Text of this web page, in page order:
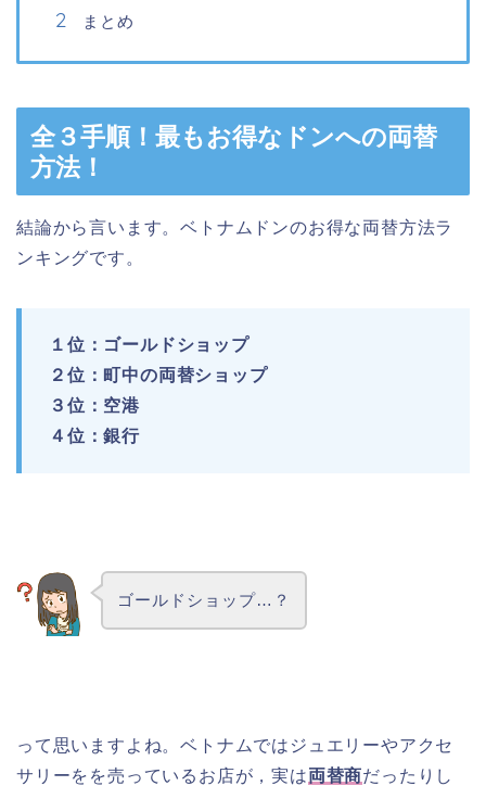
まとめ
全３手順！最もお得なドンへの両替
方法！
結論から言います。ベトナムドンのお得な両替方法ラ
ンキングです。
１位：ゴールドショップ
２位：町中の両替ショップ
３位：空港
４位：銀行
ゴールドショップ…？
って思いますよね。ベトナムではジュエリーやアクセ
サリーをを売っているお店が，実は両替商だったりし